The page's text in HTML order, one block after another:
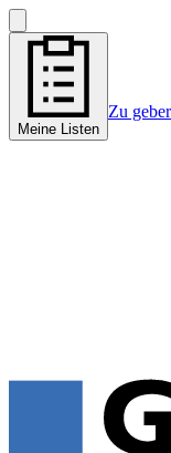
Meine Listen
Zu